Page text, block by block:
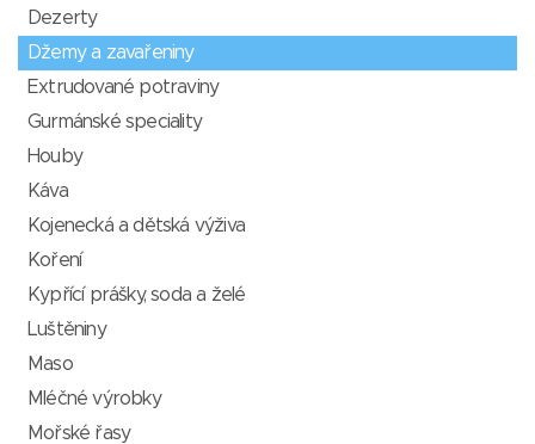
Dezerty
Džemy a zavařeniny
Extrudované potraviny
Gurmánské speciality
Houby
Káva
Kojenecká a dětská výživa
Koření
Kypřící prášky, soda a želé
Luštěniny
Maso
Mléčné výrobky
Mořské řasy